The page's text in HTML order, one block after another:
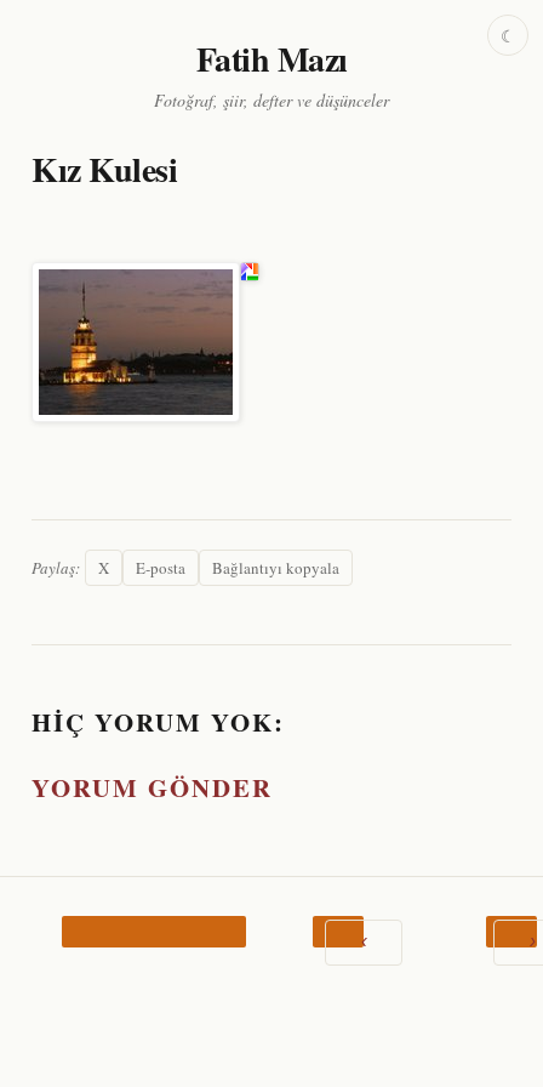
Fatih Mazı
Fotoğraf, şiir, defter ve düşünceler
Kız Kulesi
Paylaş: X E-posta Bağlantıyı kopyala
HIÇ YORUM YOK:
YORUM GÖNDER
‹ ›
☾